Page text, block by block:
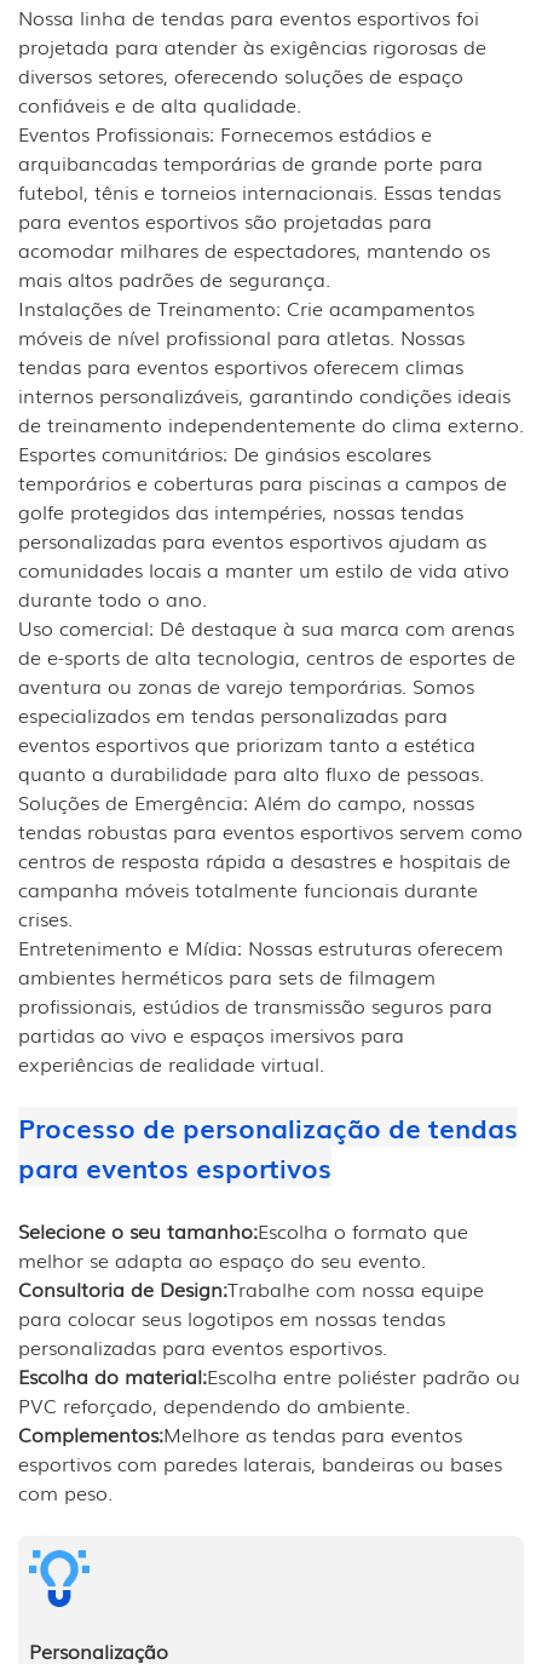
Nossa linha de tendas para eventos esportivos foi
projetada para atender às exigências rigorosas de
diversos setores, oferecendo soluções de espaço
confiáveis ​​e de alta qualidade.
Eventos Profissionais: Fornecemos estádios e
arquibancadas temporárias de grande porte para
futebol, tênis e torneios internacionais. Essas tendas
para eventos esportivos são projetadas para
acomodar milhares de espectadores, mantendo os
mais altos padrões de segurança.
Instalações de Treinamento: Crie acampamentos
móveis de nível profissional para atletas. Nossas
tendas para eventos esportivos oferecem climas
internos personalizáveis, garantindo condições ideais
de treinamento independentemente do clima externo.
Esportes comunitários: De ginásios escolares
temporários e coberturas para piscinas a campos de
golfe protegidos das intempéries, nossas tendas
personalizadas para eventos esportivos ajudam as
comunidades locais a manter um estilo de vida ativo
durante todo o ano.
Uso comercial: Dê destaque à sua marca com arenas
de e-sports de alta tecnologia, centros de esportes de
aventura ou zonas de varejo temporárias. Somos
especializados em tendas personalizadas para
eventos esportivos que priorizam tanto a estética
quanto a durabilidade para alto fluxo de pessoas.
Soluções de Emergência: Além do campo, nossas
tendas robustas para eventos esportivos servem como
centros de resposta rápida a desastres e hospitais de
campanha móveis totalmente funcionais durante
crises.
Entretenimento e Mídia: Nossas estruturas oferecem
ambientes herméticos para sets de filmagem
profissionais, estúdios de transmissão seguros para
partidas ao vivo e espaços imersivos para
experiências de realidade virtual.
Processo de personalização de tendas
para eventos esportivos
Selecione o seu tamanho:Escolha o formato que
melhor se adapta ao espaço do seu evento.
Consultoria de Design:Trabalhe com nossa equipe
para colocar seus logotipos em nossas tendas
personalizadas para eventos esportivos.
Escolha do material:Escolha entre poliéster padrão ou
PVC reforçado, dependendo do ambiente.
Complementos:Melhore as tendas para eventos
esportivos com paredes laterais, bandeiras ou bases
com peso.
Personalização